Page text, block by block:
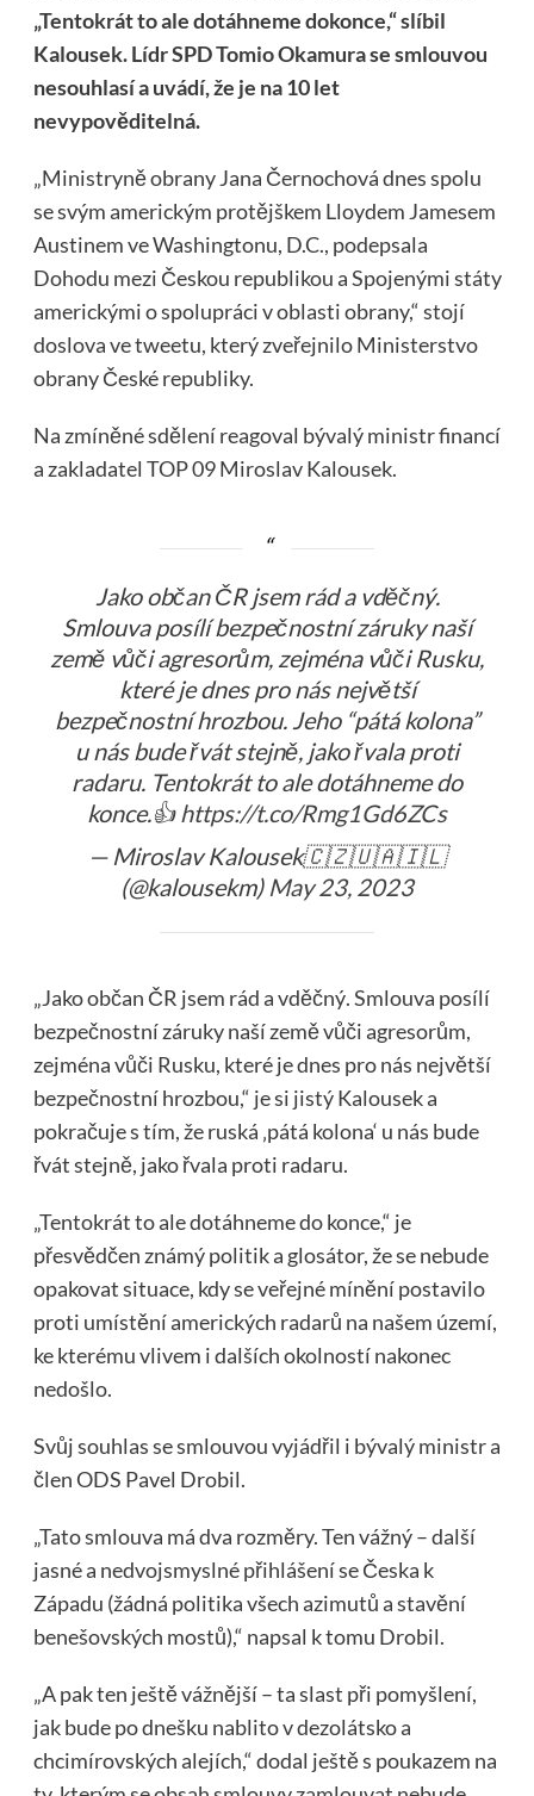
„Tentokrát to ale dotáhneme dokonce,“ slíbil
Kalousek. Lídr SPD Tomio Okamura se smlouvou
nesouhlasí a uvádí, že je na 10 let
nevypověditelná.
„Ministryně obrany Jana Černochová dnes spolu
se svým americkým protějškem Lloydem Jamesem
Austinem ve Washingtonu, D.C., podepsala
Dohodu mezi Českou republikou a Spojenými státy
americkými o spolupráci v oblasti obrany,“ stojí
doslova ve tweetu, který zveřejnilo Ministerstvo
obrany České republiky.
Na zmíněné sdělení reagoval bývalý ministr financí
a zakladatel TOP 09 Miroslav Kalousek.
Jako občan ČR jsem rád a vděčný.
Smlouva posílí bezpečnostní záruky naší
země vůči agresorům, zejména vůči Rusku,
které je dnes pro nás největší
bezpečnostní hrozbou. Jeho “pátá kolona”
u nás bude řvát stejně, jako řvala proti
radaru. Tentokrát to ale dotáhneme do
konce.👍 https://t.co/Rmg1Gd6ZCs
— Miroslav Kalousek🇨🇿🇺🇦🇮🇱
(@kalousekm) May 23, 2023
„Jako občan ČR jsem rád a vděčný. Smlouva posílí
bezpečnostní záruky naší země vůči agresorům,
zejména vůči Rusku, které je dnes pro nás největší
bezpečnostní hrozbou,“ je si jistý Kalousek a
pokračuje s tím, že ruská ‚pátá kolona‘ u nás bude
řvát stejně, jako řvala proti radaru.
„Tentokrát to ale dotáhneme do konce,“ je
přesvědčen známý politik a glosátor, že se nebude
opakovat situace, kdy se veřejné mínění postavilo
proti umístění amerických radarů na našem území,
ke kterému vlivem i dalších okolností nakonec
nedošlo.
Svůj souhlas se smlouvou vyjádřil i bývalý ministr a
člen ODS Pavel Drobil.
„Tato smlouva má dva rozměry. Ten vážný – další
jasné a nedvojsmyslné přihlášení se Česka k
Západu (žádná politika všech azimutů a stavění
benešovských mostů),“ napsal k tomu Drobil.
„A pak ten ještě vážnější – ta slast při pomyšlení,
jak bude po dnešku nablito v dezolátsko a
chcimírovských alejích,“ dodal ještě s poukazem na